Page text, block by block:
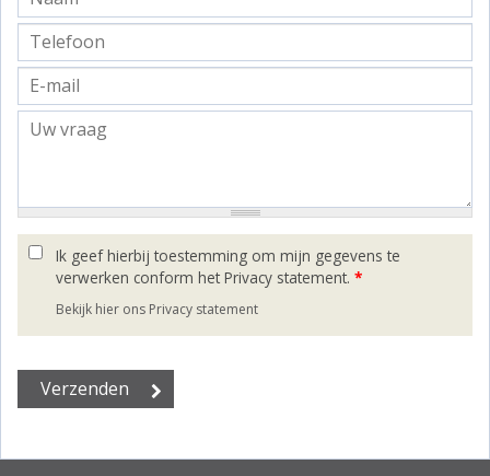
Ik geef hierbij toestemming om mijn gegevens te
verwerken conform het Privacy statement. *
Bekijk hier ons Privacy statement